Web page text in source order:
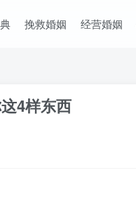
挽救婚姻 经营婚姻
4样东西